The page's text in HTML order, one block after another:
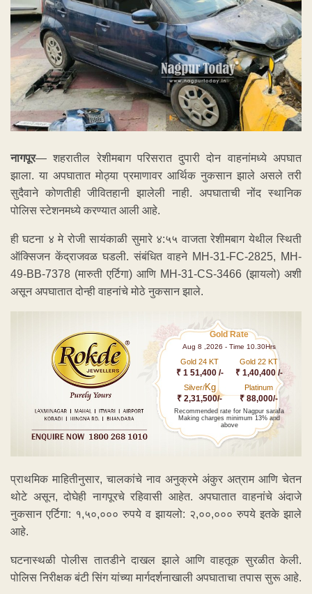
नागपूर— शहरातील रेशीमबाग परिसरात दुपारी दोन वाहनांमध्ये अपघात
झाला. या अपघातात मोठ्या प्रमाणावर आर्थिक नुकसान झाले असले तरी
सुदैवाने कोणतीही जीवितहानी झालेली नाही. अपघाताची नोंद स्थानिक
पोलिस स्टेशनमध्ये करण्यात आली आहे.
ही घटना ४ मे रोजी सायंकाळी सुमारे ४:५५ वाजता रेशीमबाग येथील स्थिती
ऑक्सिजन केंद्राजवळ घडली. संबंधित वाहने MH-31-FC-2825, MH-
49-BB-7378 (मारुती एर्टिगा) आणि MH-31-CS-3466 (झायलो) अशी
असून अपघातात दोन्ही वाहनांचे मोठे नुकसान झाले.
Gold Rate
Aug 8 ,2026 - Time 10.30Hrs
Gold 24 KT
₹ 1 51,400 /-
Gold 22 KT
₹ 1,40,400 /-
Silver/Kg
₹ 2,31,500/-
Platinum
₹ 88,000/-
Recommended rate for Nagpur sarafa
Making charges minimum 13% and
above
प्राथमिक माहितीनुसार, चालकांचे नाव अनुक्रमे अंकुर अत्राम आणि चेतन
थोटे असून, दोघेही नागपूरचे रहिवासी आहेत. अपघातात वाहनांचे अंदाजे
नुकसान एर्टिगा: १,५०,००० रुपये व झायलो: २,००,००० रुपये इतके झाले
आहे.
घटनास्थळी पोलीस तातडीने दाखल झाले आणि वाहतूक सुरळीत केली.
पोलिस निरीक्षक बंटी सिंग यांच्या मार्गदर्शनाखाली अपघाताचा तपास सुरू आहे.